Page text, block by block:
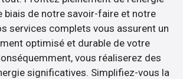
biais de notre savoir-faire et notre
services complets vous assurent un
optimisé et durable de votre
vous réaliserez des
significatives. Simplifiez-vous la